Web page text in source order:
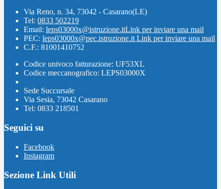
Via Reno, n. 34, 73042 - Casarano(LE)
Tel: 0833 502219
Email: leps03000x@istruzione.itLink per inviare una mail
PEC: leps03000x@pec.istruzione.itLink per inviare una mail
C.F.: 81001410752
Codice univoco fatturazione: UF53XL
Codice meccanografico: LEPS03000X
Sede Succursale
Via Sesia, 73042 Casarano
Tel: 0833 218501
Seguici su
Facebook
Instagram
Sezione Link Utili